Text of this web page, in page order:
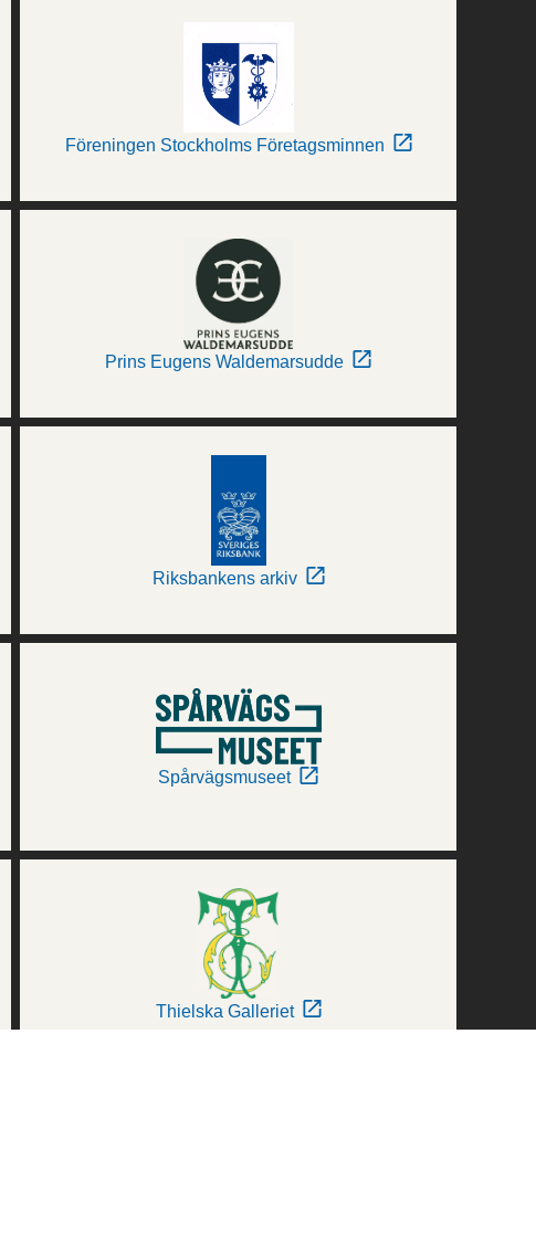
Föreningen Stockholms Företagsminnen
Prins Eugens Waldemarsudde
Riksbankens arkiv
Spårvägsmuseet
Thielska Galleriet